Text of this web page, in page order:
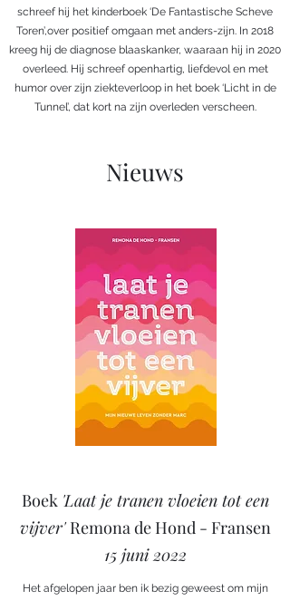
schreef hij het kinderboek ‘De Fantastische Scheve
Toren’,over positief omgaan met anders-zijn. In 2018
kreeg hij de diagnose blaaskanker, waaraan hij in 2020
overleed. Hij schreef openhartig, liefdevol en met
humor over zijn ziekteverloop in het boek ‘Licht in de
Tunnel’, dat kort na zijn overleden verscheen.
Nieuws
Boek 'Laat je tranen vloeien tot een
vijver'Remona de Hond - Fransen
15 juni 2022
Het afgelopen jaar ben ik bezig geweest om mijn